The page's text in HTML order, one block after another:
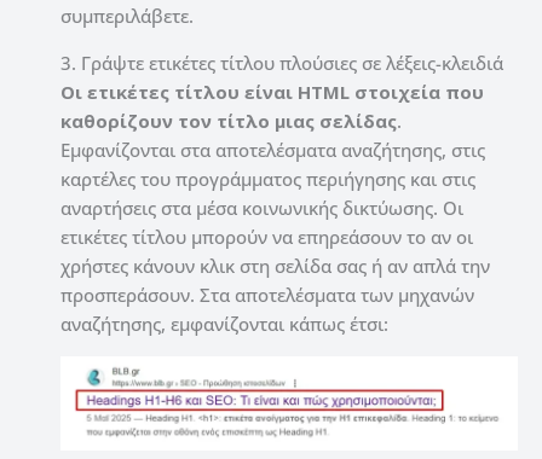
συμπεριλάβετε.
3. Γράψτε ετικέτες τίτλου πλούσιες σε λέξεις-κλειδιά
Οι ετικέτες τίτλου είναι HTML στοιχεία που
καθορίζουν τον τίτλο μιας σελίδας.
Εμφανίζονται στα αποτελέσματα αναζήτησης, στις
καρτέλες του προγράμματος περιήγησης και στις
αναρτήσεις στα μέσα κοινωνικής δικτύωσης. Οι
ετικέτες τίτλου μπορούν να επηρεάσουν το αν οι
χρήστες κάνουν κλικ στη σελίδα σας ή αν απλά την
προσπεράσουν. Στα αποτελέσματα των μηχανών
αναζήτησης, εμφανίζονται κάπως έτσι: